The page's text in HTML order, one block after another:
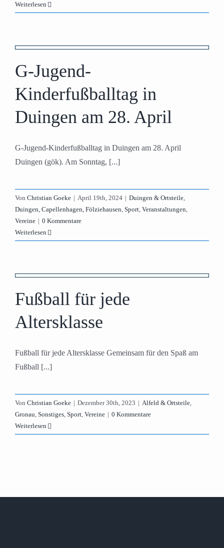
Weiterlesen
G-Jugend-
Kinderfußballtag in
Duingen am 28. April
G-Jugend-Kinderfußballtag in Duingen am 28. April
Duingen (gök). Am Sonntag, [...]
Von Christian Goeke | April 19th, 2024 | Duingen & Ortsteile,
Duingen, Capellenhagen, Fölziehausen, Sport, Veranstaltungen,
Vereine | 0 Kommentare
Weiterlesen
Fußball für jede
Altersklasse
Fußball für jede Altersklasse Gemeinsam für den Spaß am
Fußball [...]
Von Christian Goeke | Dezember 30th, 2023 | Alfeld & Ortsteile,
Gronau, Sonstiges, Sport, Vereine | 0 Kommentare
Weiterlesen